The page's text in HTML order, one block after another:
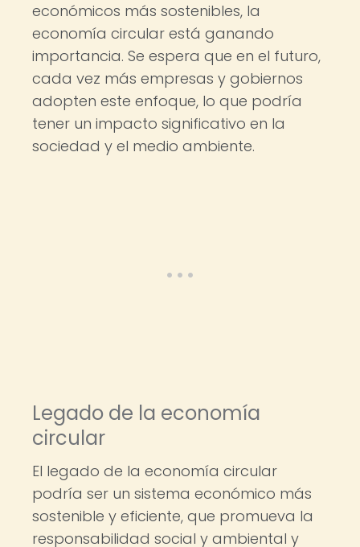
económicos más sostenibles, la
economía circular está ganando
importancia. Se espera que en el futuro,
cada vez más empresas y gobiernos
adopten este enfoque, lo que podría
tener un impacto significativo en la
sociedad y el medio ambiente.
Legado de la economía
circular
El legado de la economía circular
podría ser un sistema económico más
sostenible y eficiente, que promueva la
responsabilidad social y ambiental y